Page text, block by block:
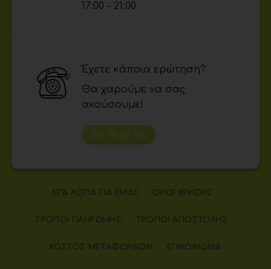
17:00 - 21:00
Έχετε κάποια ερώτηση?
Θα χαρούμε να σας
ακούσουμε!
210 58 22 015
ΛΊΓΑ ΛΌΓΙΑ ΓΙΑ ΕΜΆΣ ΌΡΟΙ ΧΡΉΣΗΣ
ΤΡΌΠΟΙ ΠΛΗΡΩΜΉΣ ΤΡΌΠΟΙ ΑΠΟΣΤΟΛΉΣ
ΚΌΣΤΟΣ ΜΕΤΑΦΟΡΙΚΏΝ ΕΠΙΚΟΙΝΩΝΊΑ